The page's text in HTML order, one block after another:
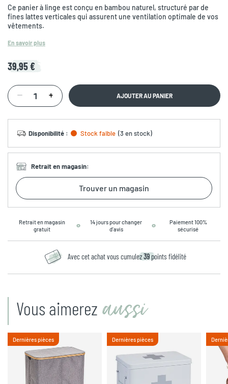
Ce panier à linge est conçu en bambou naturel, structuré par de
fines lattes verticales qui assurent une ventilation optimale de vos
vêtements.
En savoir plus
39,95 €
AJOUTER AU PANIER
Disponibilité : Stock faible (3 en stock)
Retrait en magasin:
Trouver un magasin
Retrait en magasin
gratuit
14 jours pour changer
d’avis
Paiement 100%
sécurisé
Avec cet achat vous cumulez39 points fidélité
Vous aimerez aussi
Dernières pièces Dernières pièces